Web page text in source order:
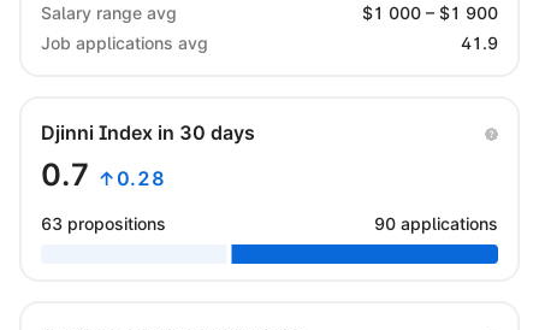
Salary range avg $1 000 – $1 900
Job applications avg
41.9
Djinni Index in 30 days
0.7 ↑0.28
63 propositions 90 applications